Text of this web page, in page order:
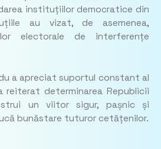
instituțiilor democratice din
au vizat, de asemenea,
electorale de interferențe
a apreciat suportul constant al
reiterat determinarea Republicii
un viitor sigur, pașnic și
bunăstare tuturor cetățenilor.